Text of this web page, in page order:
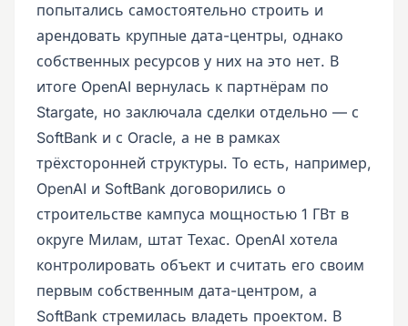
попытались самостоятельно строить и
арендовать крупные дата-центры, однако
собственных ресурсов у них на это нет. В
итоге OpenAI вернулась к партнёрам по
Stargate, но заключала сделки отдельно — с
SoftBank и с Oracle, а не в рамках
трёхсторонней структуры. То есть, например,
OpenAI и SoftBank договорились о
строительстве кампуса мощностью 1 ГВт в
округе Милам, штат Техас. OpenAI хотела
контролировать объект и считать его своим
первым собственным дата-центром, а
SoftBank стремилась владеть проектом. В